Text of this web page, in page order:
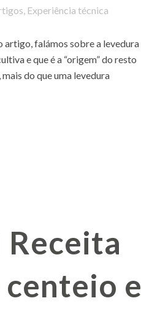
, Experiência técnica
artigo, falámos sobre a levedura
e que é a “origem” do resto
do que uma levedura
Receita
centeio e